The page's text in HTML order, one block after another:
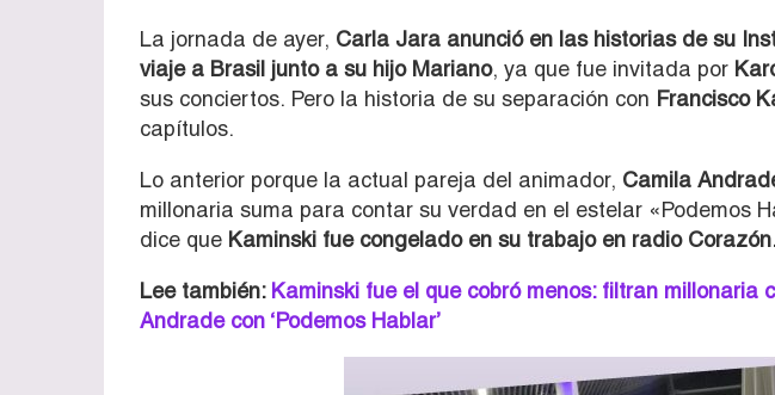
La jornada de ayer, Carla Jara anunció en las historias de su
viaje a Brasil junto a su hijo Mariano, ya que fue invitada por
sus conciertos. Pero la historia de su separación con Francisco
capítulos.
Lo anterior porque la actual pareja del animador, Camila
millonaria suma para contar su verdad en el estelar «Podemos
dice que Kaminski fue congelado en su trabajo en radio
Lee también:Kaminski fue el que cobró menos: filtran millonaria
Andrade con ‘Podemos Hablar’